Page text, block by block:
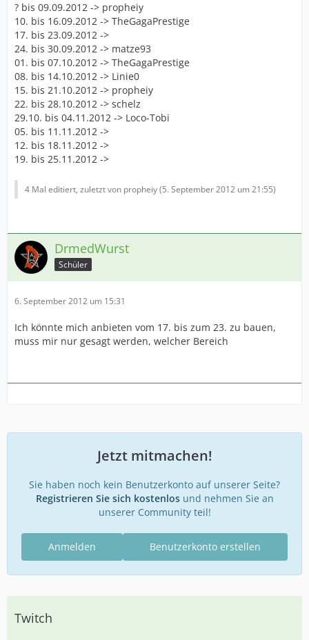
? bis 09.09.2012 -> propheiy
10. bis 16.09.2012 -> TheGagaPrestige
17. bis 23.09.2012 ->
24. bis 30.09.2012 -> matze93
01. bis 07.10.2012 -> TheGagaPrestige
08. bis 14.10.2012 -> Linie0
15. bis 21.10.2012 -> propheiy
22. bis 28.10.2012 -> schelz
29.10. bis 04.11.2012 -> Loco-Tobi
05. bis 11.11.2012 ->
12. bis 18.11.2012 ->
19. bis 25.11.2012 ->
4 Mal editiert, zuletzt von propheiy (5. September 2012 um 21:55)
DrmedWurst
Schüler
6. September 2012 um 15:31
Ich könnte mich anbieten vom 17. bis zum 23. zu bauen,
muss mir nur gesagt werden, welcher Bereich
Jetzt mitmachen!
Sie haben noch kein Benutzerkonto auf unserer Seite?
Registrieren Sie sich kostenlosund nehmen Sie an
unserer Community teil!
Benutzerkonto erstellen
Anmelden
Twitch